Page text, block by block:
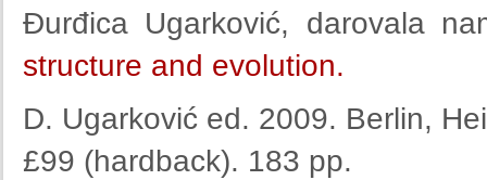
Đurđica Ugarković, darovala
structure and evolution.
D. Ugarković ed. 2009. Berlin,
£99 (hardback). 183 pp.